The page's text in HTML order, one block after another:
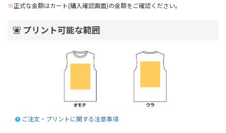
※正式な金額はカート(購入確認画面)の金額をご確認ください。
プリント可能な範囲
ご注文・プリントに関する注意事項